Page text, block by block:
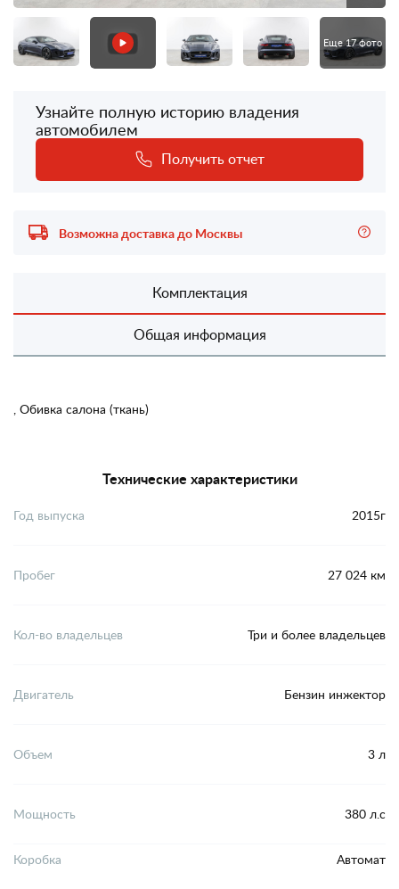
Еще 17 фото
Узнайте полную историю владения
автомобилем
Получить отчет
Возможна доставка до Москвы
Комплектация
Общая информация
, Обивка салона (ткань)
Технические характеристики
Год выпуска 2015г
Пробег 27 024 км
Кол-во владельцев Три и более владельцев
Двигатель Бензин инжектор
Объем 3 л
Мощность 380 л.с
Коробка Автомат